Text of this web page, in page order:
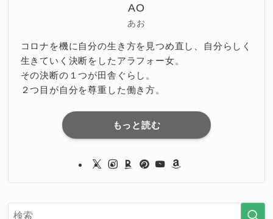
AO
あお
コロナを機に自分の生き方を見つめ直し、自分らしく
生きていく決断をしたアラフォー女。
その決断の１つが田舎ぐらし。
２つ目が自分を尊重した働き方。
もっと読む